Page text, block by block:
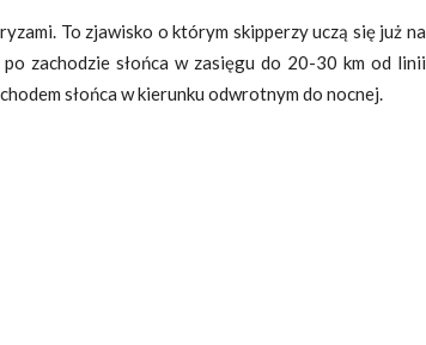
To zjawisko o którym skipperzy uczą się już na
zachodzie słońca w zasięgu do 20-30 km od linii
słońca w kierunku odwrotnym do nocnej.